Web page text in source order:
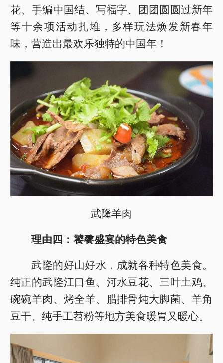
花、手编中国结、写福字、团团圆圆过新年
等十余项活动扎堆，多样玩法焕发新春年
味，营造出最欢乐独特的中国年！
武隆羊肉
理由四：饕餮盛宴的特色美食
武隆的好山好水，成就各种特色美食。
纯正的武隆江口鱼、河水豆花、三叶土鸡、
碗碗羊肉、烤全羊、腊排骨炖大脚菌、羊角
豆干、纯手工苕粉等地方美食暖胃又暖心。